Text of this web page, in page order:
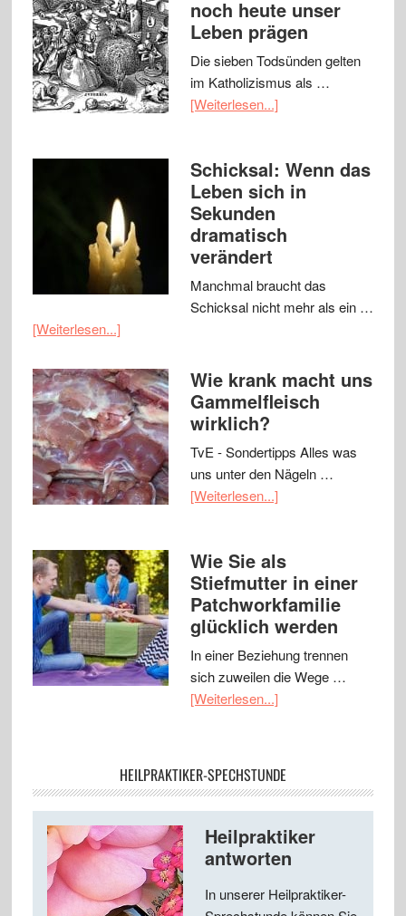
noch heute unser
Leben prägen
Die sieben Todsünden gelten
im Katholizismus als …
[Weiterlesen...]
Schicksal: Wenn das
Leben sich in
Sekunden
dramatisch
verändert
Manchmal braucht das
Schicksal nicht mehr als ein …
[Weiterlesen...]
Wie krank macht uns
Gammelfleisch
wirklich?
TvE - Sondertipps Alles was
uns unter den Nägeln …
[Weiterlesen...]
Wie Sie als
Stiefmutter in einer
Patchworkfamilie
glücklich werden
In einer Beziehung trennen
sich zuweilen die Wege …
[Weiterlesen...]
HEILPRAKTIKER-SPECHSTUNDE
Heilpraktiker
antworten
In unserer Heilpraktiker-